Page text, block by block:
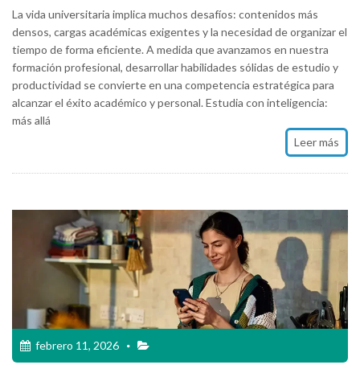
La vida universitaria implica muchos desafíos: contenidos más
densos, cargas académicas exigentes y la necesidad de organizar el
tiempo de forma eficiente. A medida que avanzamos en nuestra
formación profesional, desarrollar habilidades sólidas de estudio y
productividad se convierte en una competencia estratégica para
alcanzar el éxito académico y personal. Estudia con inteligencia:
más allá
Leer más
febrero 11, 2026